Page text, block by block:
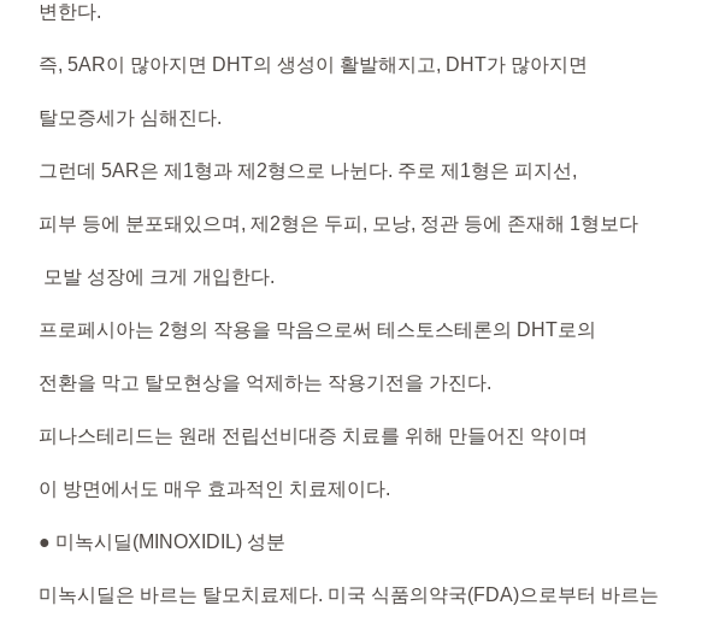
변한다.
즉, 5AR이 많아지면 DHT의 생성이 활발해지고, DHT가 많아지면
탈모증세가 심해진다.
그런데 5AR은 제1형과 제2형으로 나뉜다. 주로 제1형은 피지선,
피부 등에 분포돼있으며, 제2형은 두피, 모낭, 정관 등에 존재해 1형보다
모발 성장에 크게 개입한다.
프로페시아는 2형의 작용을 막음으로써 테스토스테론의 DHT로의
전환을 막고 탈모현상을 억제하는 작용기전을 가진다.
피나스테리드는 원래 전립선비대증 치료를 위해 만들어진 약이며
이 방면에서도 매우 효과적인 치료제이다.
● 미녹시딜(MINOXIDIL)​​ 성분
미녹시딜은 바르는 탈모치료제다. 미국 식품의약국(FDA)으로부터 바르는